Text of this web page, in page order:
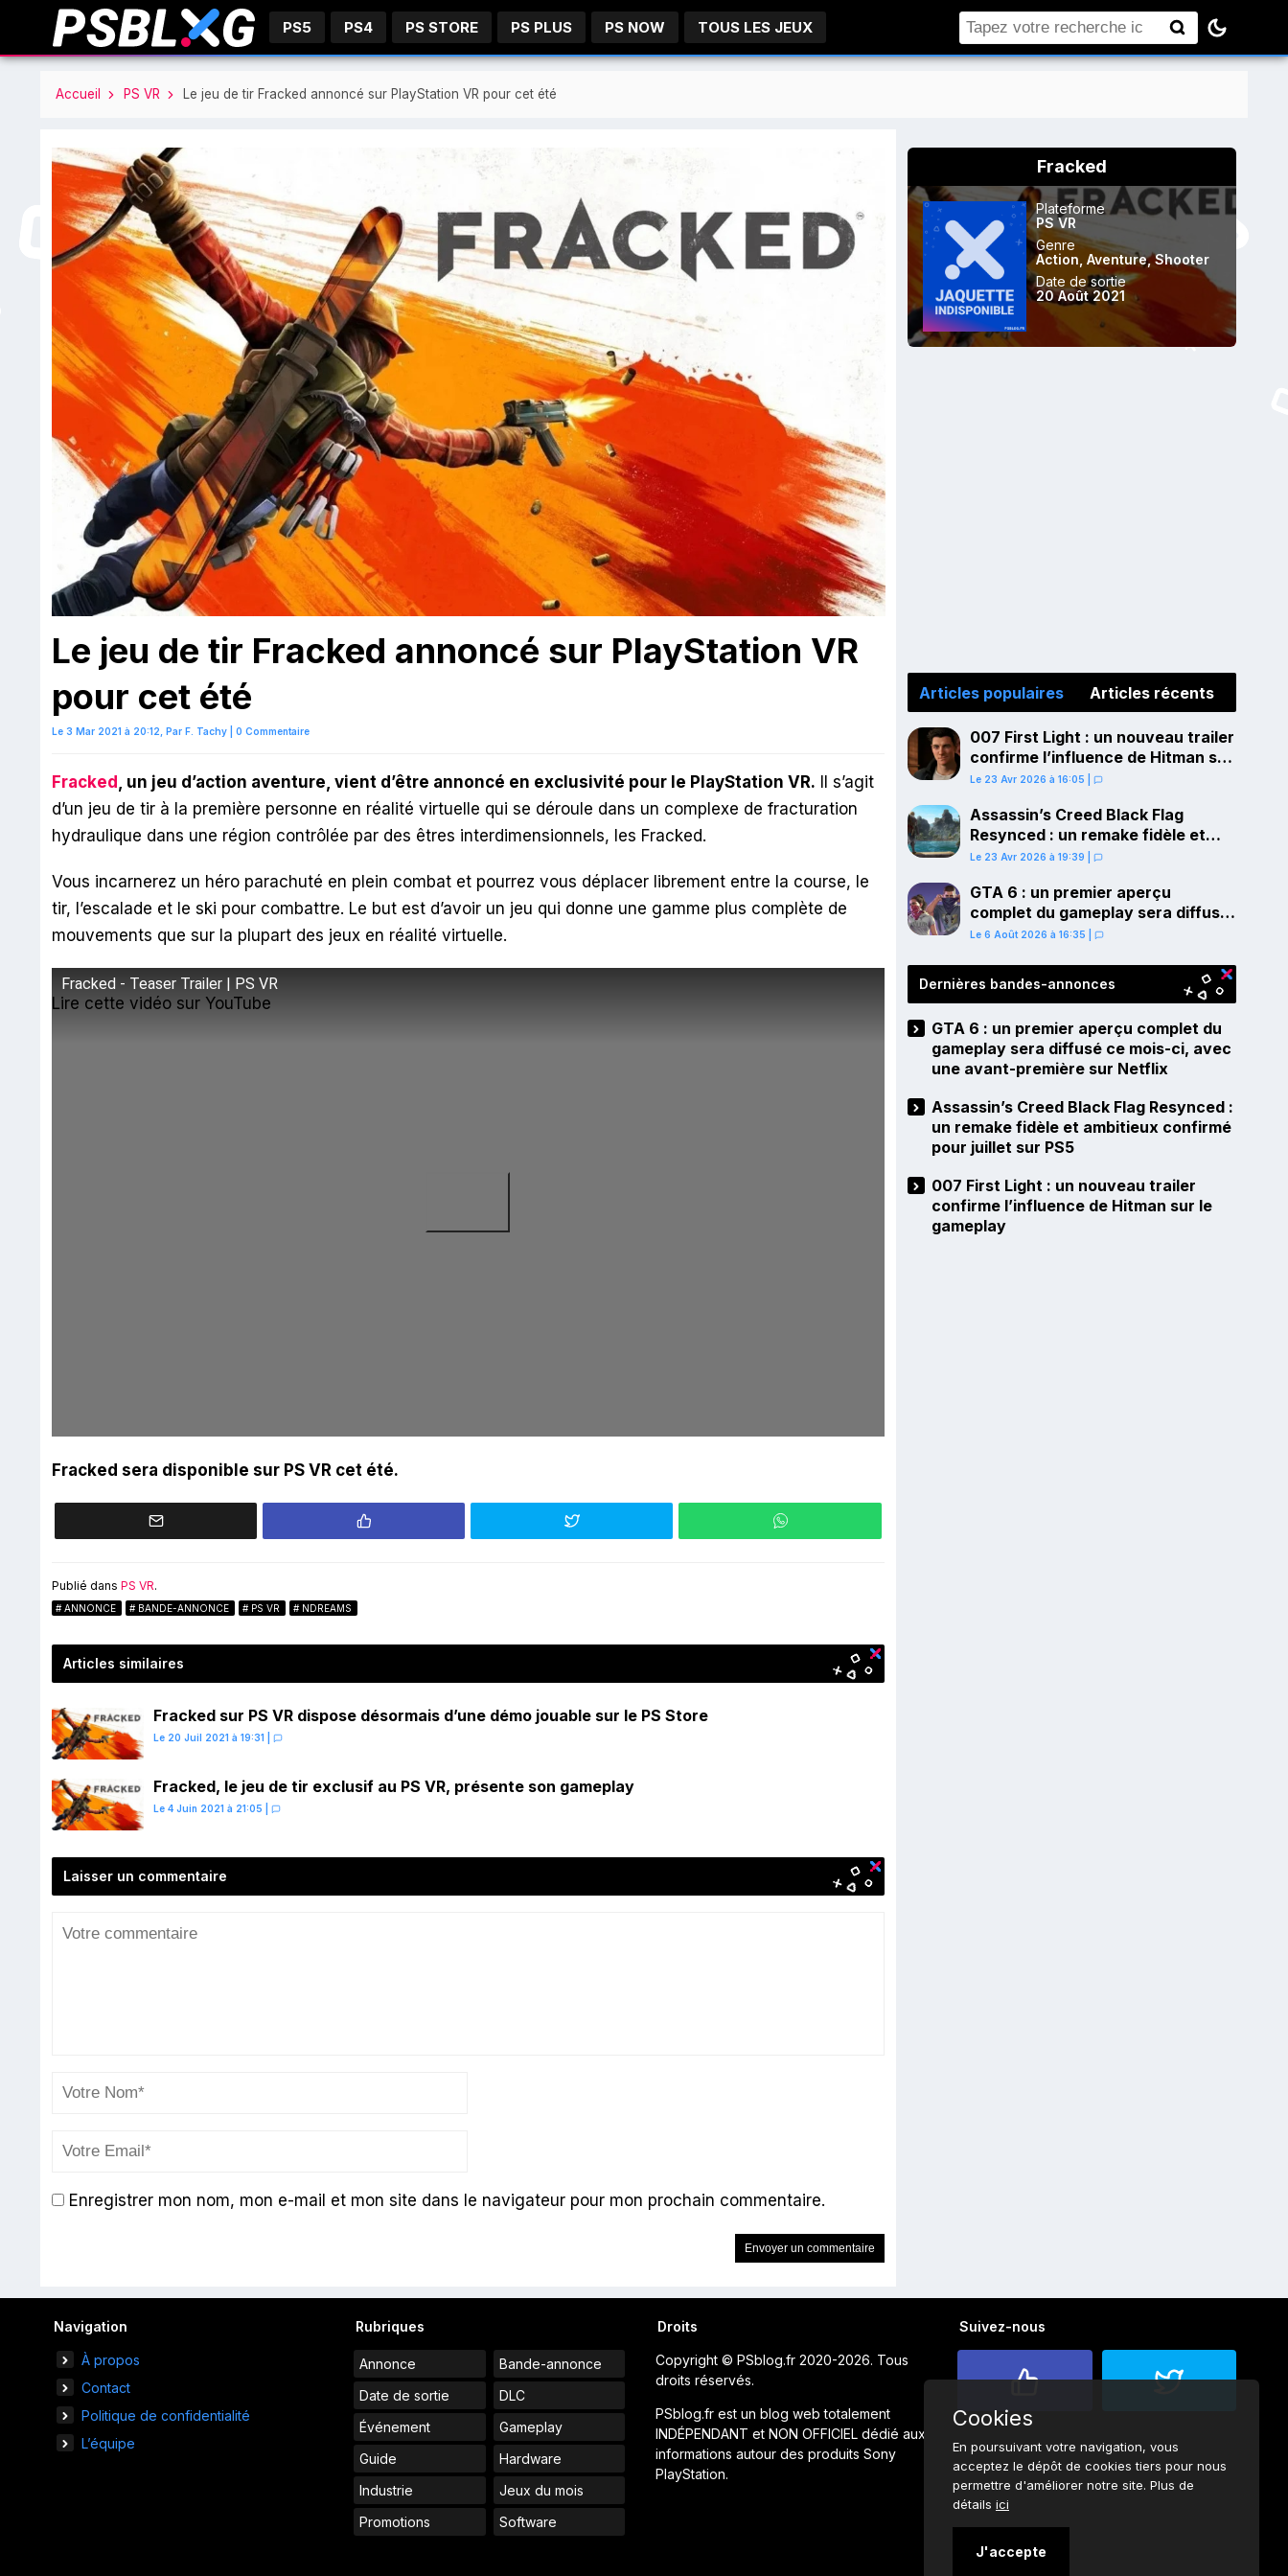
PS5 PS4 PS STORE PS PLUS PS NOW TOUS LES JEUX Rechercher
Accueil PS VR Le jeu de tir Fracked annoncé sur PlayStation VR pour cet été
Le jeu de tir Fracked annoncé sur PlayStation VR
pour cet été
Le 3 Mar 2021 à 20:12, Par F. Tachy 0 Commentaire
Fracked , un jeu d’action aventure, vient d’être annoncé en exclusivité pour le PlayStation VR. Il s’agit
d’un jeu de tir à la première personne en réalité virtuelle qui se déroule dans un complexe de fracturation
hydraulique dans une région contrôlée par des êtres interdimensionnels, les Fracked.
Vous incarnerez un héro parachuté en plein combat et pourrez vous déplacer librement entre la course, le
tir, l’escalade et le ski pour combattre. Le but est d’avoir un jeu qui donne une gamme plus complète de
mouvements que sur la plupart des jeux en réalité virtuelle.
Fracked - Teaser Trailer | PS VR
Lire cette vidéo sur YouTube
Fracked sera disponible sur PS VR cet été.
Publié dans PS VR.
ANNONCE BANDE-ANNONCE PS VR NDREAMS
Articles similaires
Fracked sur PS VR dispose désormais d’une démo jouable sur le PS Store
Le 20 Juil 2021 à 19:31
Fracked, le jeu de tir exclusif au PS VR, présente son gameplay
Le 4 Juin 2021 à 21:05
Laisser un commentaire
Enregistrer mon nom, mon e-mail et mon site dans le navigateur pour mon prochain commentaire.
Fracked
Plateforme
PS VR
Genre
Action Aventure,Shooter
Date de sortie
20 Août 2021
Articles populaires Articles récents
007 First Light : un nouveau trailer
confirme l’influence de Hitman sur
le gameplay
Le 23 Avr 2026 à 16:05
Assassin’s Creed Black Flag
Resynced : un remake fidèle et
ambitieux confirmé pour juillet sur
Le 23 Avr 2026 à 19:39
GTA 6 : un premier aperçu
complet du gameplay sera diffusé
ce mois-ci, avec une avant-
Le 6 Août 2026 à 16:35
Dernières bandes-annonces
GTA 6 : un premier aperçu complet du
gameplay sera diffusé ce mois-ci, avec
une avant-première sur Netflix
Assassin’s Creed Black Flag Resynced :
un remake fidèle et ambitieux confirmé
pour juillet sur PS5
007 First Light : un nouveau trailer
confirme l’influence de Hitman sur le
gameplay
Navigation
À propos
Contact
Politique de confidentialité
L’équipe
Rubriques
Annonce
Bande-annonce
Date de sortie
DLC
Événement
Gameplay
Guide
Hardware
Industrie
Jeux du mois
Promotions
Software
Droits
Copyright © PSblog.fr 2020-2026. Tous
droits réservés.
PSblog.fr est un blog web totalement
INDÉPENDANT et NON OFFICIEL dédié aux
informations autour des produits Sony
PlayStation.
Suivez-nous
Cookies
En poursuivant votre navigation, vous
acceptez le dépôt de cookies tiers pour nous
permettre d'améliorer notre site. Plus de
détails ici
J'accepte